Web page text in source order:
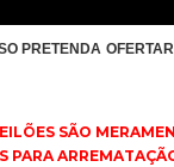
PRETENDA
SÃO
PARA